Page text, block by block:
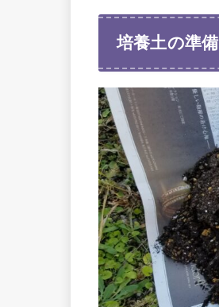
培養土の準備